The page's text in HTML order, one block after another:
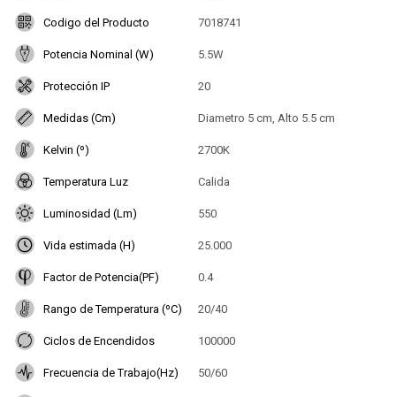
Codigo del Producto 7018741
Potencia Nominal (W) 5.5W
Protección IP 20
Medidas (Cm) Diametro 5 cm, Alto 5.5 cm
Kelvin (º) 2700K
Temperatura Luz Calida
Luminosidad (Lm) 550
Vida estimada (H) 25.000
Factor de Potencia(PF) 0.4
Rango de Temperatura (ºC) 20/40
Ciclos de Encendidos 100000
Frecuencia de Trabajo(Hz) 50/60